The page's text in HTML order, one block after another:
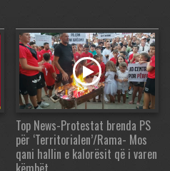
Top News-Protestat brenda PS
për ‘Territorialen’/Rama- Mos
qani hallin e kalorësit që i varen